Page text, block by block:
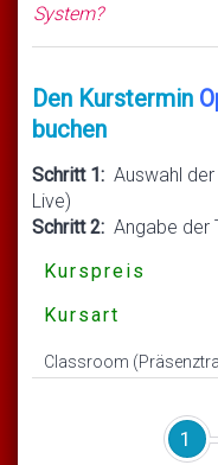
System?
Den Kurstermin
buchen
Schritt 1: Auswahl
Live)
Schritt 2: Angabe der
Kurspreis
Kursart
1